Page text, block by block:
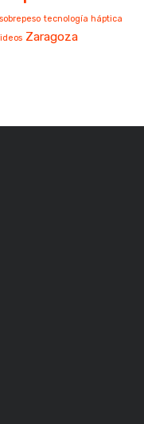
sobrepeso tecnología háptica
Zaragoza